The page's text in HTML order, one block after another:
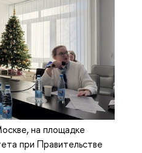
на площадке
при Правительстве